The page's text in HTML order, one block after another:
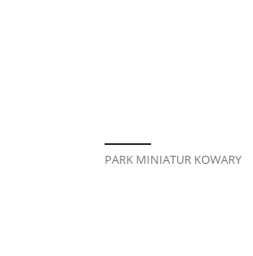
PARK MINIATUR KOWARY